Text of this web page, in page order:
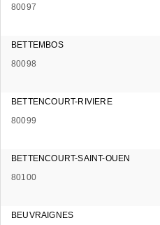
80097
BETTEMBOS
80098
BETTENCOURT-RIVIERE
80099
BETTENCOURT-SAINT-OUEN
80100
BEUVRAIGNES